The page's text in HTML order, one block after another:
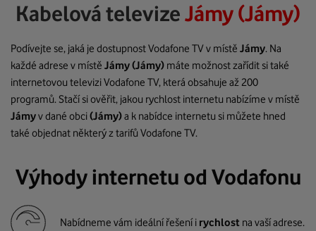
Kabelová televizeJámy (Jámy)
Podívejte se, jaká je dostupnost Vodafone TV v místě Jámy. Na
každé adrese v místě Jámy(Jámy) máte možnost zařídit si také
internetovou televizi Vodafone TV, která obsahuje až 200
programů. Stačí si ověřit, jakou rychlost internetu nabízíme v místě
Jámyv dané obci(Jámy)a k nabídce internetu si můžete hned
také objednat některý z tarifů Vodafone TV.
Výhody internetu od Vodafonu
Nabídneme vám ideální řešení i rychlost na vaší adrese.